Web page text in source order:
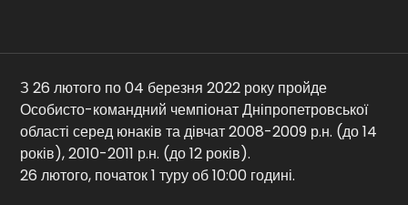
З 26 лютого по 04 березня 2022 року пройде
Особисто-командний чемпіонат Дніпропетровської
області серед юнаків та дівчат 2008-2009 р.н. (до 14
років), 2010-2011 р.н. (до 12 років).
26 лютого, початок 1 туру об 10:00 годині.